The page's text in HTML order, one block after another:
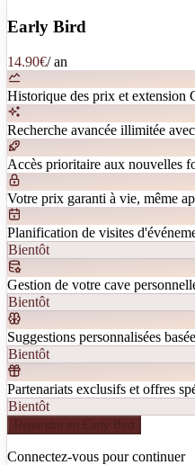
Early Bird
14.90€/an
Historique des prix et extension
Recherche avancée illimitée
Accès prioritaire aux nouvelles
Votre prix garanti à vie, même
Planification de visites
Bientôt
Gestion de votre cave
Bientôt
Suggestions personnalisées
Bientôt
Partenariats exclusifs et offres
Bientôt
Rejoindre en Early Bird
Connectez-vous pour continuer